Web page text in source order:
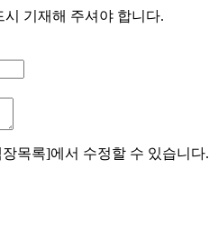
시 기재해 주셔야 합니다.
목록]에서 수정할 수 있습니다.